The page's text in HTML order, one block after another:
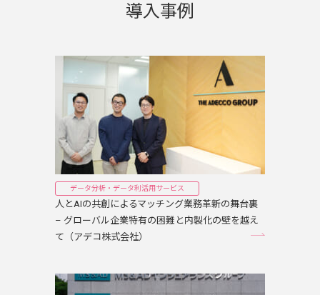
導入事例
データ分析・データ利活用サービス
人とAIの共創によるマッチング業務革新の舞台裏
– グローバル企業特有の困難と内製化の壁を越え
て（アデコ株式会社）